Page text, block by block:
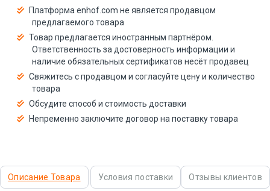
Платформа enhof.com не является продавцом
предлагаемого товара
Товар предлагается иностранным партнёром.
Ответственность за достоверность информации и
наличие обязательных сертификатов несёт продавец
Свяжитесь с продавцом и согласуйте цену и количество
товара
Обсудите способ и стоимость доставки
Непременно заключите договор на поставку товара
Описание Товара Условия поставки Отзывы клиентов